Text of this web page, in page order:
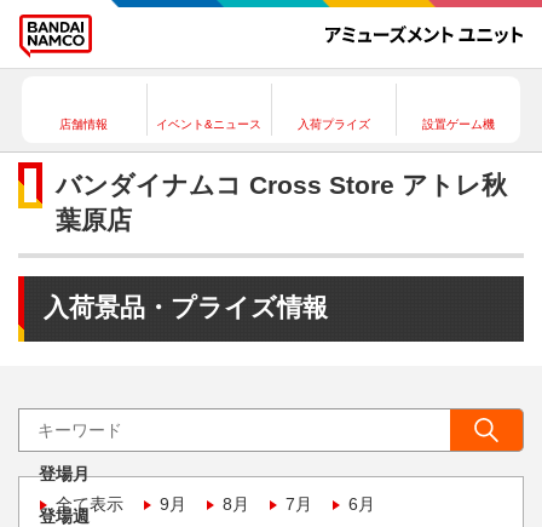
店舗情報 イベント&ニュース 入荷プライズ 設置ゲーム機
バンダイナムコ Cross Store アトレ秋
葉原店
入荷景品・プライズ情報
登場月
全て表示
9月 8月 7月 6月
登場週